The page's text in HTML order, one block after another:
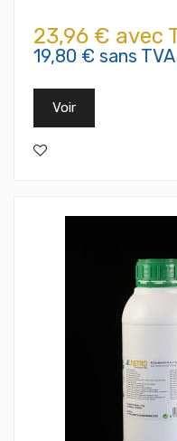
23,96 € avec
19,80 € sans TVA
Voir